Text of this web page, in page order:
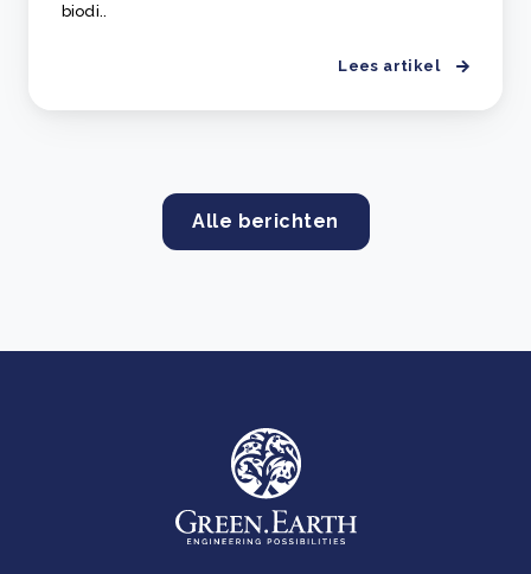
biodi..
Lees artikel
Alle berichten